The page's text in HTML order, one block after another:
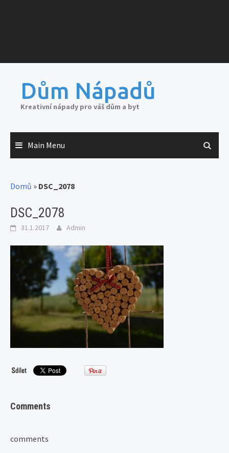
Dům Nápadů
Kreativní nápady pro váš dům a byt
Main Menu
Domů » DSC_2078
DSC_2078
31.1.2017 Admin
Comments
comments